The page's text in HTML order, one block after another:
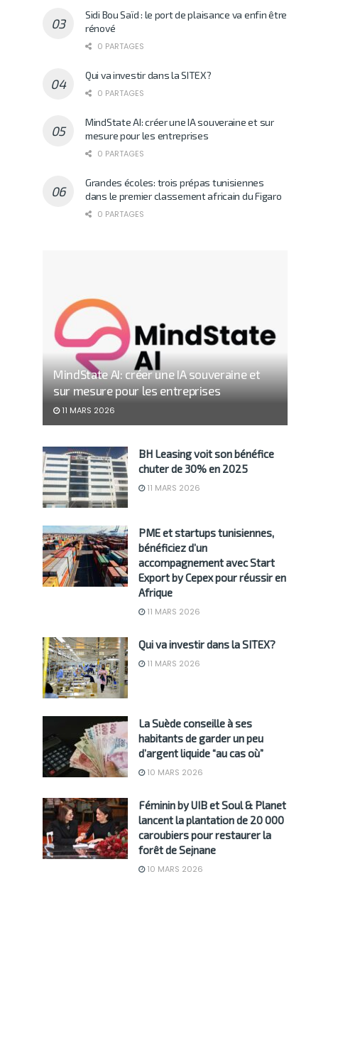
Sidi Bou Saïd : le port de plaisance va enfin être
rénové
0 PARTAGES
Qui va investir dans la SITEX?
0 PARTAGES
MindState AI: créer une IA souveraine et sur
mesure pour les entreprises
0 PARTAGES
Grandes écoles: trois prépas tunisiennes
dans le premier classement africain du Figaro
0 PARTAGES
MindState AI: créer une IA souveraine et
sur mesure pour les entreprises
11 MARS 2026
BH Leasing voit son bénéfice
chuter de 30% en 2025
11 MARS 2026
PME et startups tunisiennes,
bénéficiez d’un
accompagnement avec Start
Export by Cepex pour réussir en
Afrique
11 MARS 2026
Qui va investir dans la SITEX?
11 MARS 2026
La Suède conseille à ses
habitants de garder un peu
d’argent liquide “au cas où”
10 MARS 2026
Féminin by UIB et Soul & Planet
lancent la plantation de 20 000
caroubiers pour restaurer la
forêt de Sejnane
10 MARS 2026